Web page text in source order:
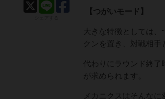
【つがいモード】
大きな特徴としては
クンを置き、対戦相手
代わりにラウンド終了
が求められます。
メカニクスはそんな